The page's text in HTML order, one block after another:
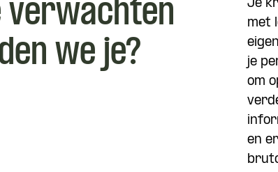
verwachten
we je?
Je
met
je
om
en